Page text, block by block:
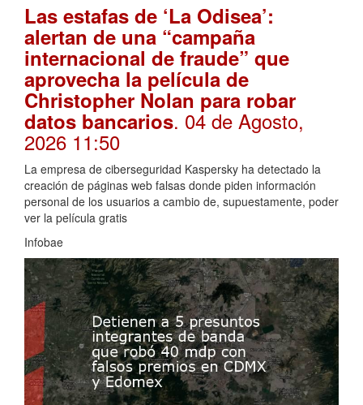
Las estafas de ‘La Odisea’:
alertan de una “campaña
internacional de fraude” que
aprovecha la película de
Christopher Nolan para robar
datos bancarios. 04 de Agosto,
2026 11:50
La empresa de ciberseguridad Kaspersky ha detectado la
creación de páginas web falsas donde piden información
personal de los usuarios a cambio de, supuestamente, poder
ver la película gratis
Infobae